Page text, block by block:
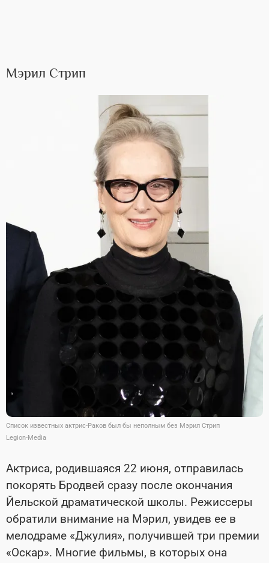
Мэрил Стрип
Список известных актрис-Раков был бы неполным без Мэрил Стрип
Legion-Media
Актриса, родившаяся 22 июня, отправилась
покорять Бродвей сразу после окончания
Йельской драматической школы. Режиссеры
обратили внимание на Мэрил, увидев ее в
мелодраме «Джулия», получившей три премии
«Оскар». Многие фильмы, в которых она